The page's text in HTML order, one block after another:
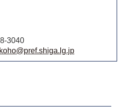
3040
koho@pref.shiga.lg.jp